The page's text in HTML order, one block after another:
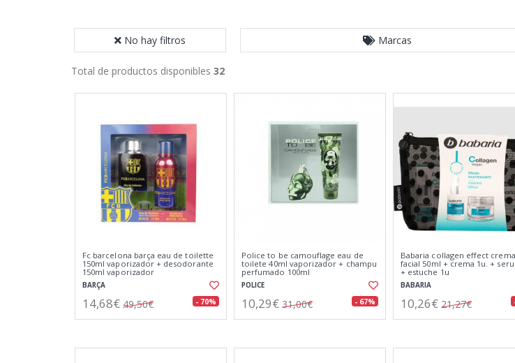
No hay filtros Marcas
Total de productos disponibles 32
Fc barcelona barça eau de toilette
150ml vaporizador + desodorante
150ml vaporizador
BARÇA
14,68€ 49,50€ - 70%
Police to be camouflage eau de
toilete 40ml vaporizador + champu
perfumado 100ml
POLICE
10,29€ 31,00€ - 67%
Babaria collagen effect crema
facial 50ml + crema 1u. +
+ estuche 1u
BABARIA
10,26€ 21,27€